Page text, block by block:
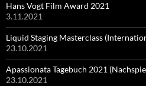
Hans Vogt Film Award 2021
3.11.2021
Liquid Staging Masterclass
23.10.2021
Apassionata Tagebuch 2021
23.10.2021